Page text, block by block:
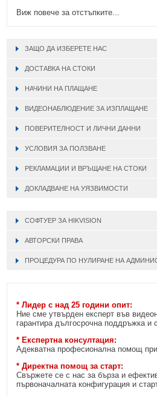
Виж повече за отстъпките...
ЗАЩО ДА ИЗБЕРЕТЕ НАС
ДОСТАВКА НА СТОКИ
НАЧИНИ НА ПЛАЩАНЕ
ВИДЕОНАБЛЮДЕНИЕ ЗА ИЗПЛАЩАНЕ
ПОВЕРИТЕЛНОСТ И ЛИЧНИ ДАННИ
УСЛОВИЯ ЗА ПОЛЗВАНЕ
РЕКЛАМАЦИИ И ВРЪЩАНЕ НА СТОКИ
ДОКЛАДВАНЕ НА УЯЗВИМОСТИ
СОФТУЕР ЗА HIKVISION
АВТОРСКИ ПРАВА
ПРОЦЕДУРА ПО НУЛИРАНЕ НА
* Лидер с над 25 години опит:
Ние сме утвърден експерт във
гарантира дългосрочна поддръжка и
* Експертна консултация:
Адекватна професионална помощ
* Директна помощ за старт:
Свържете се с нас за бърза и
първоначалната конфигурация и